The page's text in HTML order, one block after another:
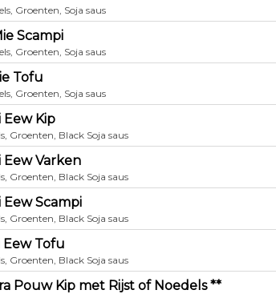
Groenten, Soja saus
Scampi
Groenten, Soja saus
Tofu
Groenten, Soja saus
Eew Kip
Groenten, Black Soja saus
Eew Varken
Groenten, Black Soja saus
Eew Scampi
Groenten, Black Soja saus
Eew Tofu
Groenten, Black Soja saus
Pouw Kip met Rijst of Noedels **